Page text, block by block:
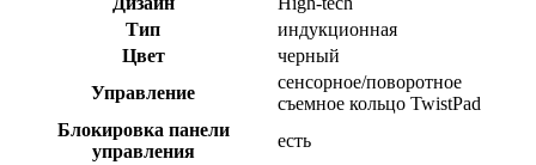
Тип
индукционная
Цвет
черный
Управление
сенсорное/поворотное
съемное кольцо TwistPad
Блокировка панели
управления
есть